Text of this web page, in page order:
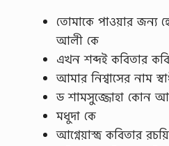
তোমাকে পাওয়ার জন্য
আলী কে
এখন শব্দই কবিতার
আমার নিশ্বাসের নাম
ড শামসুজ্জোহা কোন
মধুদা কে
আগ্নেয়াস্ত্র কবিতার